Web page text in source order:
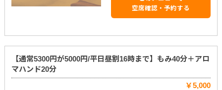
空席確認・予約する
【通常5300円が5000円/平日昼割16時まで】もみ40分＋アロ
マハンド20分
￥5,000